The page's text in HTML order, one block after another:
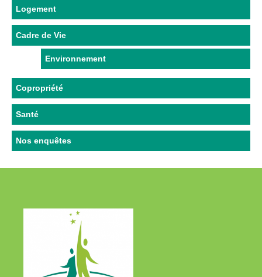
Logement
Cadre de Vie
Environnement
Copropriété
Santé
Nos enquêtes